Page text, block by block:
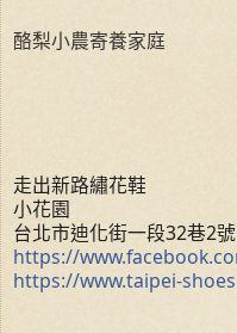
酪梨小農寄養家庭
走出新路繡花鞋
小花園
台北市迪化街一段32巷2號
https://
https://www.taipei-